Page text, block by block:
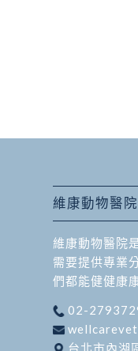
維康動物醫院
維康動物醫院
需要提供專業
們都能健健康
02-
台北市內湖